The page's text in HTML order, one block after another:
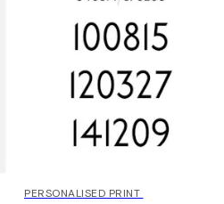
20%*
PERSONALISED PRINT